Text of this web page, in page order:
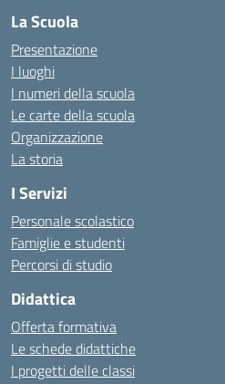
La Scuola
Presentazione
I luoghi
I numeri della scuola
Le carte della scuola
Organizzazione
La storia
I Servizi
Personale scolastico
Famiglie e studenti
Percorsi di studio
Didattica
Offerta formativa
Le schede didattiche
I progetti delle classi